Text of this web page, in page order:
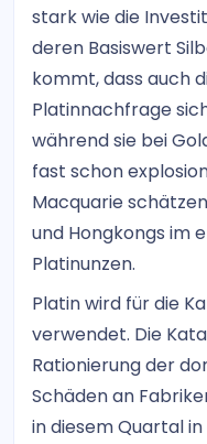
stark wie die
deren Basiswert
kommt, dass auch
Platinnachfrage
während sie bei
fast schon
Macquarie
und Hongkongs im
Platinunzen.
Platin wird für die
verwendet. Die
Rationierung der
Schäden an
in diesem Quartal